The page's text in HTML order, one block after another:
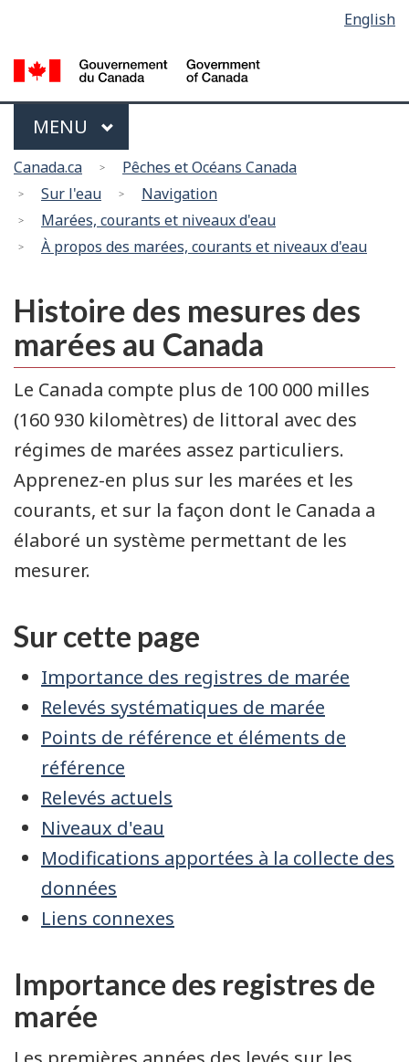
main
content
la
version
HTML
la
langue
English
Menu
MAIN
MENU
Vous
êtes
ici
Canada.ca
Pêches et Océans Canada
Sur l'eau
Navigation
Marées, courants et niveaux d'eau
À propos des marées, courants et niveaux d'eau
Histoire des mesures des
marées au Canada
Le Canada compte plus de 100 000 milles
(160 930 kilomètres) de littoral avec des
régimes de marées assez particuliers.
Apprenez-en plus sur les marées et les
courants, et sur la façon dont le Canada a
élaboré un système permettant de les
mesurer.
Sur cette page
Importance des registres de marée
Relevés systématiques de marée
Points de référence et éléments de
référence
Relevés actuels
Niveaux d'eau
Modifications apportées à la collecte des
données
Liens connexes
Importance des registres de
marée